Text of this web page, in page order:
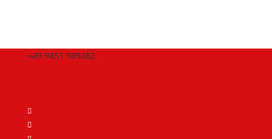
+49 9451 949482